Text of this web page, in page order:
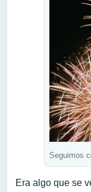
Seguimos
Era algo que se